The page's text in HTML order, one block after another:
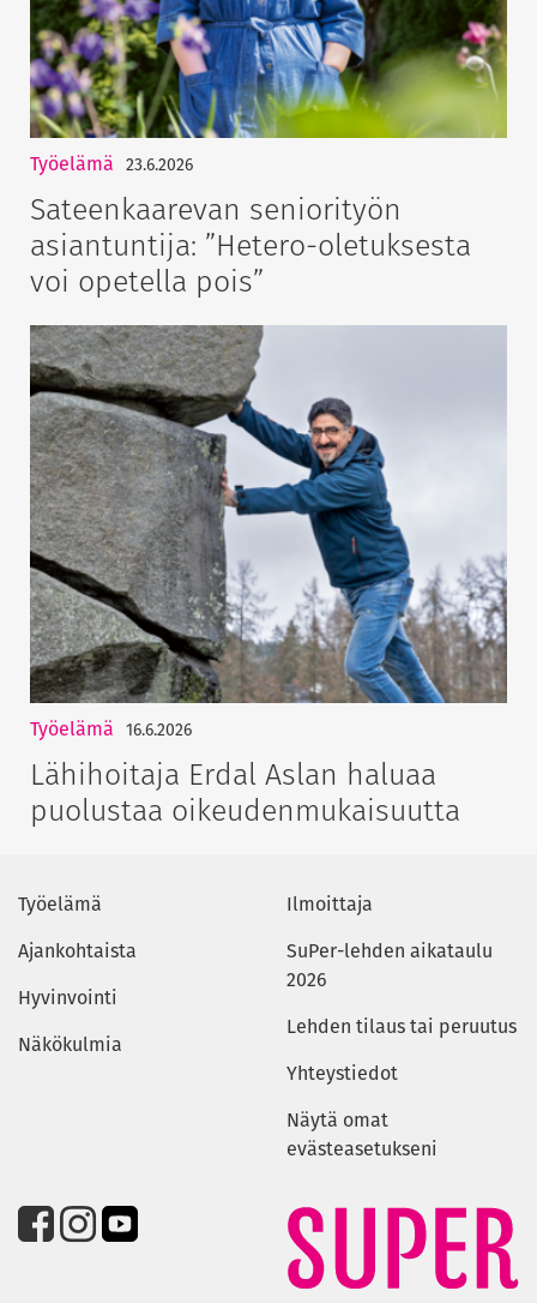
Työelämä 23.6.2026
Sateenkaarevan seniorityön
asiantuntija: ”Hetero-oletuksesta
voi opetella pois”
Työelämä 16.6.2026
Lähihoitaja Erdal Aslan haluaa
puolustaa oikeudenmukaisuutta
Työelämä
Ajankohtaista
Hyvinvointi
Näkökulmia
Ilmoittaja
SuPer-lehden aikataulu
2026
Lehden tilaus tai peruutus
Yhteystiedot
Näytä omat
evästeasetukseni